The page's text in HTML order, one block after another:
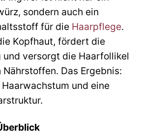
sondern auch ein
für die Haarpflege.
Kopfhaut, fördert die
und versorgt die Haarfollikel
Das Ergebnis:
und eine